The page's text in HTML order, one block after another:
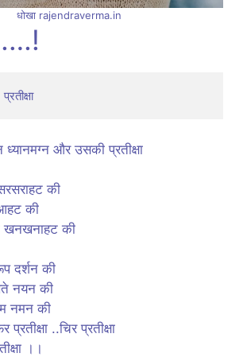
धोखा rajendraverma.in
                       प्रतीक्षा
और उसकी प्रतीक्षा
की
की
खनखनाहट की
दर्शन की
नयन की
नमन की
प्रतीक्षा ..चिर प्रतीक्षा
।।